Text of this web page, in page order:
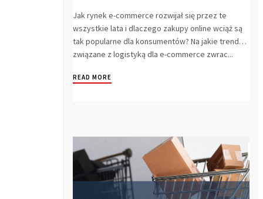
Jak rynek e-commerce rozwijał się przez te
wszystkie lata i dlaczego zakupy online wciąż są
tak popularne dla konsumentów? Na jakie trendy
związane z logistyką dla e-commerce zwrac...
READ MORE